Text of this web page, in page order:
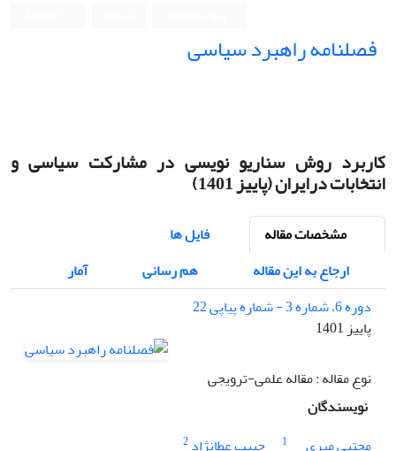
فصلنامه راهبرد سیاسی
کاربرد روش سناریو نویسی در مشارکت سیاسی و
انتخابات درایران (پاییز 1401)
مشخصات مقاله
فایل ها
ارجاع به این مقاله
هم رسانی
آمار
دوره 6، شماره 3 - شماره پیاپی 22
پاییز 1401
نوع مقاله : مقاله علمی-ترویجی
نویسندگان
1
2